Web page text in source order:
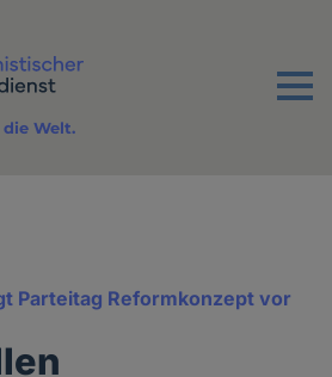
Menu
Welt.
Parteitag Reformkonzept vor